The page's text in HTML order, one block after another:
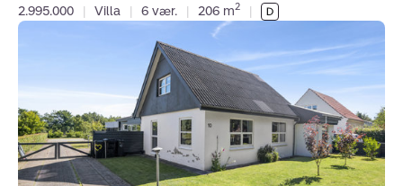
2.995.000
| Villa | 6 vær. | 206 m2 |
Vodskov